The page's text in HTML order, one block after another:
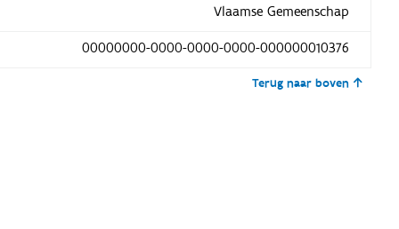
Vlaamse Gemeenschap
00000000-0000-0000-0000-000000010376
Terug naar boven